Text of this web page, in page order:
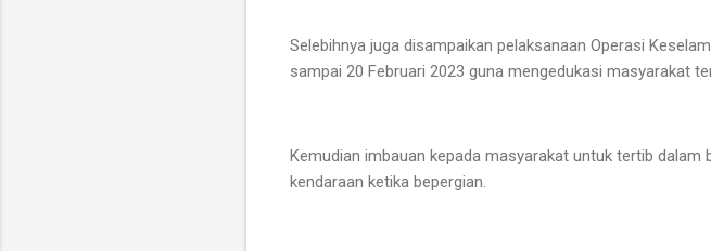
Selebihnya juga disampaikan pelaksanaan Operasi
sampai 20 Februari 2023 guna mengedukasi masyarakat
Kemudian imbauan kepada masyarakat untuk tertib
kendaraan ketika bepergian.